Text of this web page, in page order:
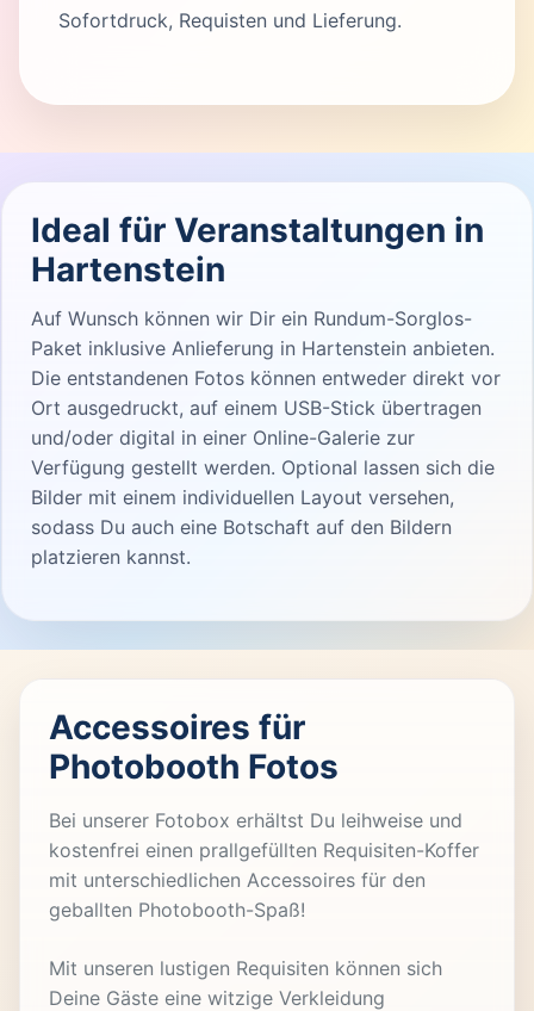
Sofortdruck, Requisten und Lieferung.
Ideal für Veranstaltungen in
Hartenstein
Auf Wunsch können wir Dir ein Rundum-Sorglos-
Paket inklusive Anlieferung in Hartenstein anbieten.
Die entstandenen Fotos können entweder direkt vor
Ort ausgedruckt, auf einem USB-Stick übertragen
und/oder digital in einer Online-Galerie zur
Verfügung gestellt werden. Optional lassen sich die
Bilder mit einem individuellen Layout versehen,
sodass Du auch eine Botschaft auf den Bildern
platzieren kannst.
Accessoires für
Photobooth Fotos
Bei unserer Fotobox erhältst Du leihweise und
kostenfrei einen prallgefüllten Requisiten-Koffer
mit unterschiedlichen Accessoires für den
geballten Photobooth-Spaß!
Mit unseren lustigen Requisiten können sich
Deine Gäste eine witzige Verkleidung